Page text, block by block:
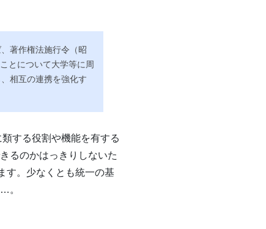
著作権法施行令（昭
とについて大学等に周
相互の連携を強化す
する役割や機能を有する
るのかはっきりしないた
す。少なくとも統一の基
。